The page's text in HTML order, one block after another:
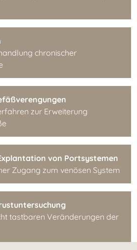
chronischer
zur Erweiterung
von Portsystemen
Zugang zum venösen System
tastbaren Veränderungen der